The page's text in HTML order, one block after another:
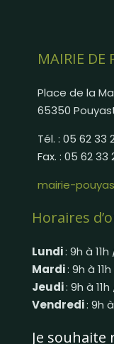
MAIRIE DE
Place de la
65350
Tél. : 05 62 33
Fax. : 05 62 33
mairie-
Horaires
Lundi: 9h à 11h
Mardi: 9h à 11h
Jeudi: 9h à
Vendredi: 9h à
Je souhaite